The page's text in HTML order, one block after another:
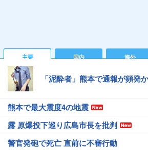
主要 国内 海外
「泥酔者」熊本で通報が頻発か
熊本で最大震度4の地震
露 原爆投下巡り広島市長を批判
警官発砲で死亡 直前に不審行動